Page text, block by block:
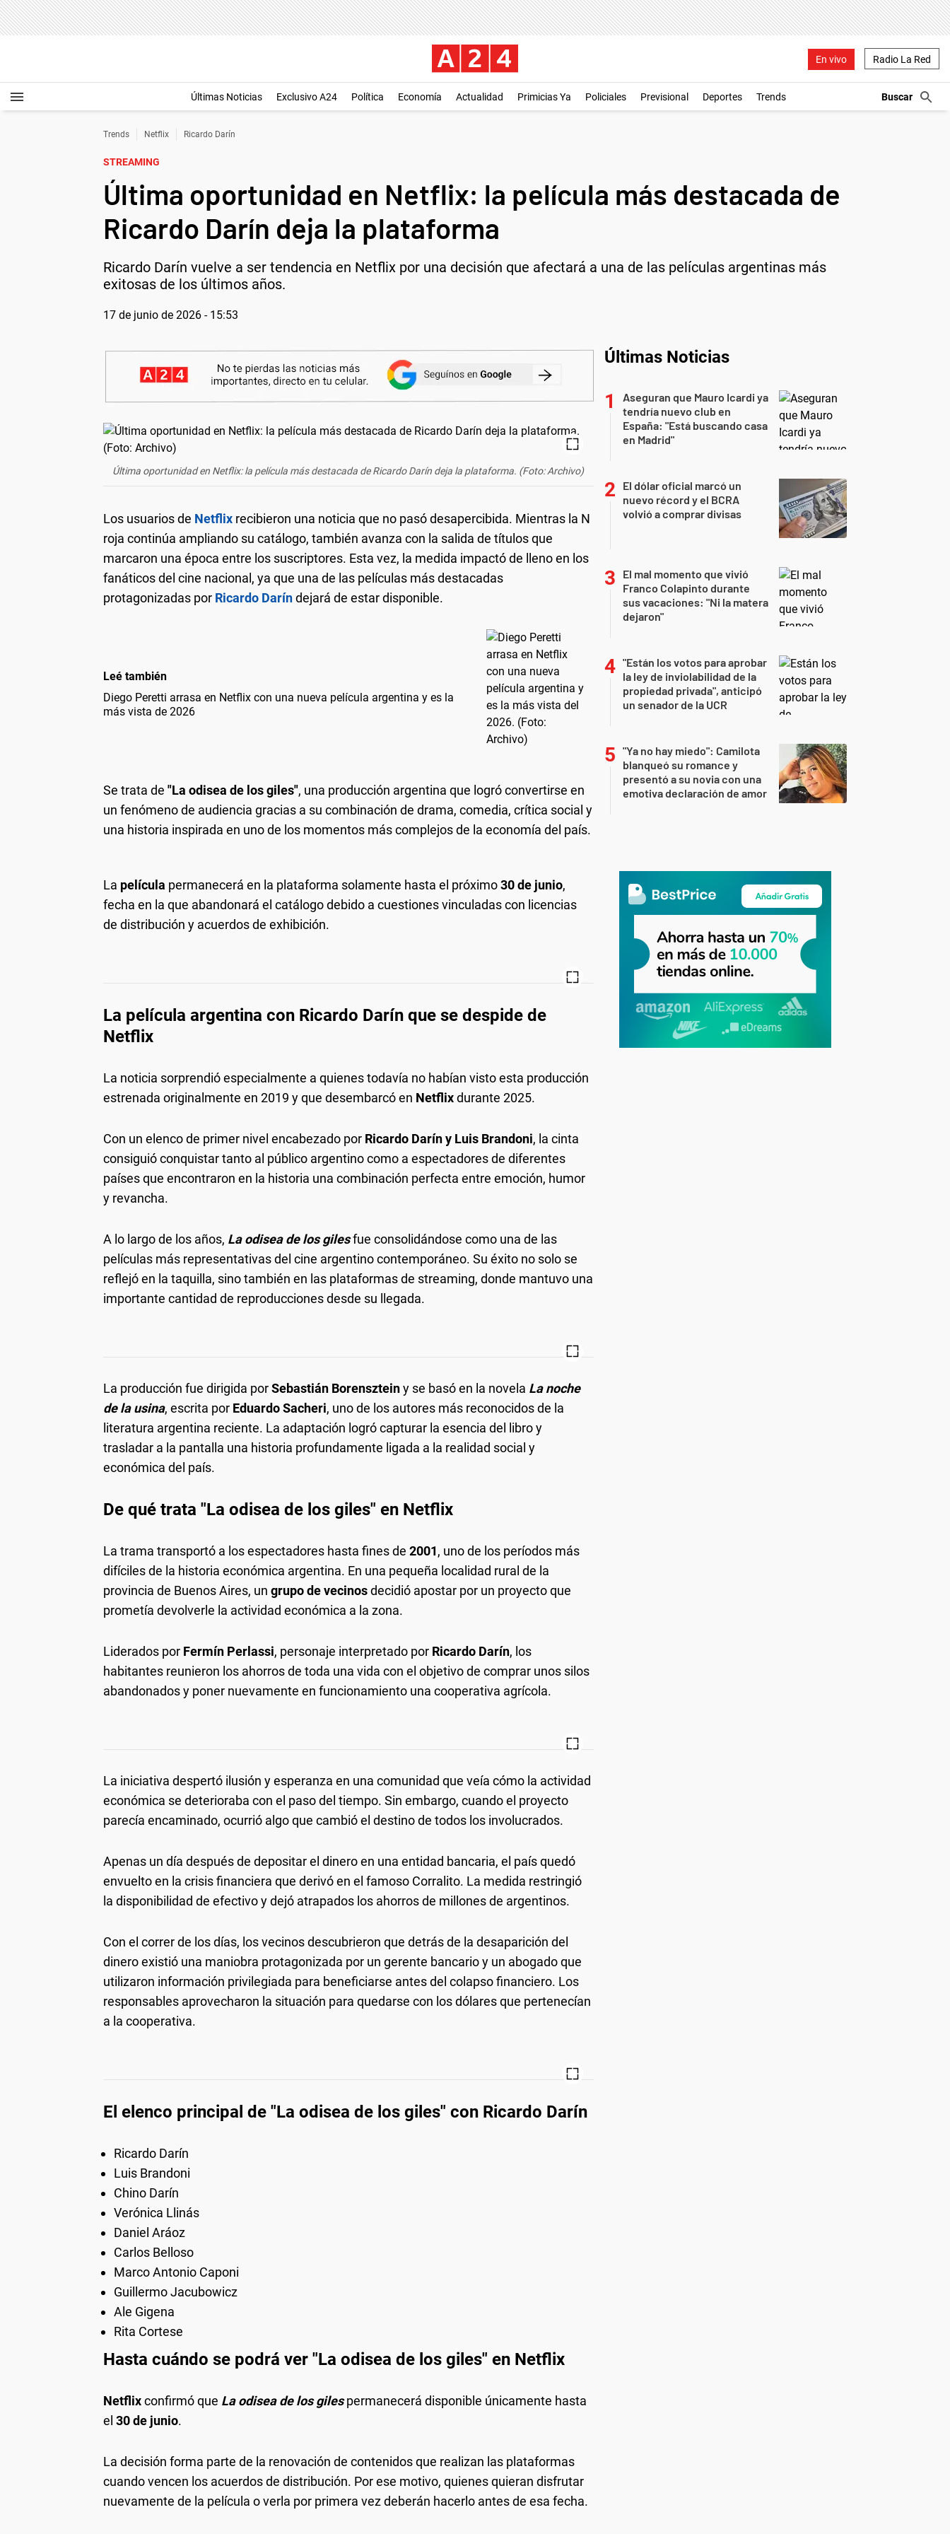
En vivo Radio La Red
Últimas Noticias Exclusivo A24 Política Economía Actualidad Primicias Ya Policiales Previsional Deportes Trends
Trends Netflix Ricardo Darín
STREAMING
Última oportunidad en Netflix: la película más destacada de
Ricardo Darín deja la plataforma
Ricardo Darín vuelve a ser tendencia en Netflix por una decisión que afectará a una de las películas argentinas más
exitosas de los últimos años.
17 de junio de 2026 - 15:53
Última oportunidad en Netflix: la película más destacada de Ricardo Darín deja la plataforma. (Foto: Archivo)
Los usuarios de Netflix recibieron una noticia que no pasó desapercibida. Mientras la N
roja continúa ampliando su catálogo, también avanza con la salida de títulos que
marcaron una época entre los suscriptores. Esta vez, la medida impactó de lleno en los
fanáticos del cine nacional, ya que una de las películas más destacadas
protagonizadas por Ricardo Daríndejará de estar disponible.
Leé también
Diego Peretti arrasa en Netflix con una nueva película argentina y es la
más vista de 2026
Se trata de "La odisea de los giles", una producción argentina que logró convertirse en
un fenómeno de audiencia gracias a su combinación de drama, comedia, crítica social y
una historia inspirada en uno de los momentos más complejos de la economía del país.
La película permanecerá en la plataforma solamente hasta el próximo30 de junio,
fecha en la que abandonará el catálogo debido a cuestiones vinculadas con licencias
de distribución y acuerdos de exhibición.
La película argentina con Ricardo Darín que se despide de
Netflix
La noticia sorprendió especialmente a quienes todavía no habían visto esta producción
estrenada originalmente en 2019 y que desembarcó en Netflixdurante 2025.
Con un elenco de primer nivel encabezado por Ricardo Darín y Luis Brandoni, la cinta
consiguió conquistar tanto al público argentino como a espectadores de diferentes
países que encontraron en la historia una combinación perfecta entre emoción, humor
y revancha.
A lo largo de los años, La odisea de los gilesfue consolidándose como una de las
películas más representativas del cine argentino contemporáneo. Su éxito no solo se
reflejó en la taquilla, sino también en las plataformas de streaming, donde mantuvo una
importante cantidad de reproducciones desde su llegada.
La producción fue dirigida porSebastián Borenszteiny se basó en la novela La noche
de la usina, escrita por Eduardo Sacheri, uno de los autores más reconocidos de la
literatura argentina reciente. La adaptación logró capturar la esencia del libro y
trasladar a la pantalla una historia profundamente ligada a la realidad social y
económica del país.
De qué trata "La odisea de los giles" en Netflix
La trama transportó a los espectadores hasta fines de 2001, uno de los períodos más
difíciles de la historia económica argentina. En una pequeña localidad rural de la
provincia de Buenos Aires, un grupo de vecinosdecidió apostar por un proyecto que
prometía devolverle la actividad económica a la zona.
Liderados por Fermín Perlassi, personaje interpretado por Ricardo Darín, los
habitantes reunieron los ahorros de toda una vida con el objetivo de comprar unos silos
abandonados y poner nuevamente en funcionamiento una cooperativa agrícola.
La iniciativa despertó ilusión y esperanza en una comunidad que veía cómo la actividad
económica se deterioraba con el paso del tiempo. Sin embargo, cuando el proyecto
parecía encaminado, ocurrió algo que cambió el destino de todos los involucrados.
Apenas un día después de depositar el dinero en una entidad bancaria, el país quedó
envuelto en la crisis financiera que derivó en el famoso Corralito. La medida restringió
la disponibilidad de efectivo y dejó atrapados los ahorros de millones de argentinos.
Con el correr de los días, los vecinos descubrieron que detrás de la desaparición del
dinero existió una maniobra protagonizada por un gerente bancario y un abogado que
utilizaron información privilegiada para beneficiarse antes del colapso financiero. Los
responsables aprovecharon la situación para quedarse con los dólares que pertenecían
a la cooperativa.
El elenco principal de "La odisea de los giles" con Ricardo Darín
Ricardo Darín
Luis Brandoni
Chino Darín
Verónica Llinás
Daniel Aráoz
Carlos Belloso
Marco Antonio Caponi
Guillermo Jacubowicz
Ale Gigena
Rita Cortese
Hasta cuándo se podrá ver "La odisea de los giles" en Netflix
Netflixconfirmó que La odisea de los gilespermanecerá disponible únicamente hasta
el 30 de junio.
La decisión forma parte de la renovación de contenidos que realizan las plataformas
cuando vencen los acuerdos de distribución. Por ese motivo, quienes quieran disfrutar
nuevamente de la película o verla por primera vez deberán hacerlo antes de esa fecha.
Últimas Noticias
Aseguran que Mauro Icardi ya
tendría nuevo club en
España: "Está buscando casa
en Madrid"
El dólar oficial marcó un
nuevo récord y el BCRA
volvió a comprar divisas
El mal momento que vivió
Franco Colapinto durante
sus vacaciones: "Ni la matera
dejaron"
"Están los votos para aprobar
la ley de inviolabilidad de la
propiedad privada", anticipó
un senador de la UCR
"Ya no hay miedo": Camilota
blanqueó su romance y
presentó a su novia con una
emotiva declaración de amor